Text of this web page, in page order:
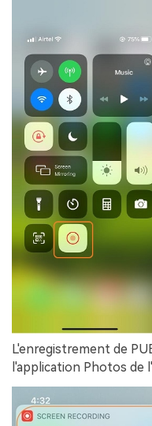
L'enregistrement de
l'application Photos de